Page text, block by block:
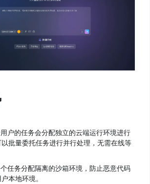
户的任务会分配独立的云端运行环境进行
批量委托任务进行并行处理，无需在线等
任务分配隔离的沙箱环境，防止恶意代码
本地环境。